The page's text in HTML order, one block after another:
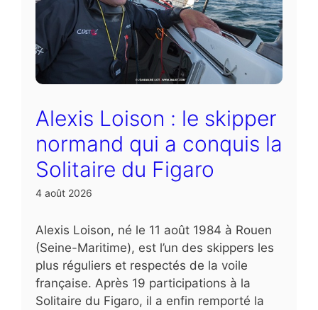
Alexis Loison : le skipper
normand qui a conquis la
Solitaire du Figaro
4 août 2026
Alexis Loison, né le 11 août 1984 à Rouen
(Seine-Maritime), est l’un des skippers les
plus réguliers et respectés de la voile
française. Après 19 participations à la
Solitaire du Figaro, il a enfin remporté la